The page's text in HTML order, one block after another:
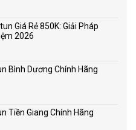
Giá Rẻ 850K: Giải Pháp
2026
Bình Dương Chính Hãng
Tiền Giang Chính Hãng